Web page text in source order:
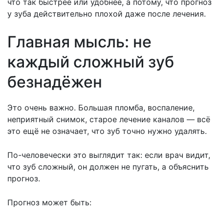
что так быстрее или удобнее, а потому, что прогноз
у зуба действительно плохой даже после лечения.
Главная мысль: не
каждый сложный зуб
безнадёжен
Это очень важно. Большая пломба, воспаление,
неприятный снимок, старое лечение каналов — всё
это ещё не означает, что зуб точно нужно удалять.
По-человечески это выглядит так: если врач видит,
что зуб сложный, он должен не пугать, а объяснить
прогноз.
Прогноз может быть: